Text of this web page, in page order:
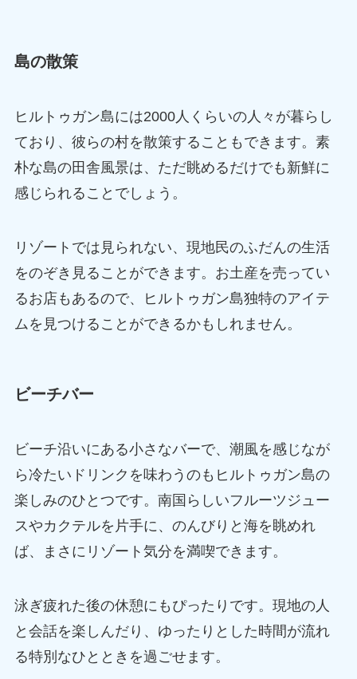
島の散策
ヒルトゥガン島には2000人くらいの人々が暮らし
ており、彼らの村を散策することもできます。素
朴な島の田舎風景は、ただ眺めるだけでも新鮮に
感じられることでしょう。
リゾートでは見られない、現地民のふだんの生活
をのぞき見ることができます。お土産を売ってい
るお店もあるので、ヒルトゥガン島独特のアイテ
ムを見つけることができるかもしれません。
ビーチバー
ビーチ沿いにある小さなバーで、潮風を感じなが
ら冷たいドリンクを味わうのもヒルトゥガン島の
楽しみのひとつです。南国らしいフルーツジュー
スやカクテルを片手に、のんびりと海を眺めれ
ば、まさにリゾート気分を満喫できます。
泳ぎ疲れた後の休憩にもぴったりです。現地の人
と会話を楽しんだり、ゆったりとした時間が流れ
る特別なひとときを過ごせます。